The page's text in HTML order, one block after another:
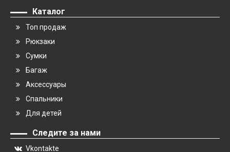
Каталог
Топ продаж
Рюкзаки
Сумки
Багаж
Аксессуары
Спальники
Для детей
Следите за нами
Vkontakte